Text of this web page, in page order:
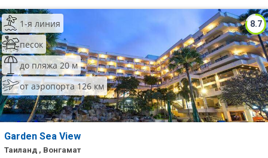
8.7
1-я линия
песок
до пляжа 20 м
от аэропорта 126 км
Garden Sea View
Таиланд , Вонгамат